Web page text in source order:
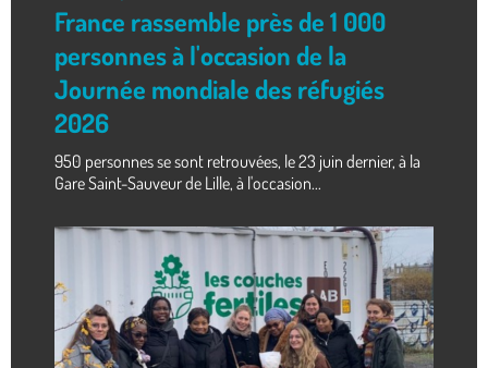
France rassemble près de 1 000
personnes à l'occasion de la
Journée mondiale des réfugiés
2026
950 personnes se sont retrouvées, le 23 juin dernier, à la
Gare Saint-Sauveur de Lille, à l'occasion...